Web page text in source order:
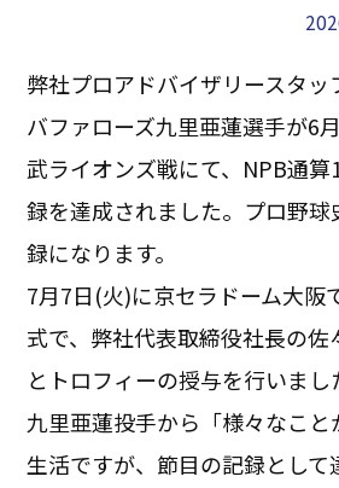
弊社プロアドバイザリースタッ
バファローズ九里亜蓮選手が6
武ライオンズ戦にて、NPB通
録を達成されました。プロ野
録になります。
7月7日(火)に京セラドーム大阪
式で、弊社代表取締役社長の佐
とトロフィーの授与を行いまし
九里亜蓮投手から「様々なこ
生活ですが、節目の記録として